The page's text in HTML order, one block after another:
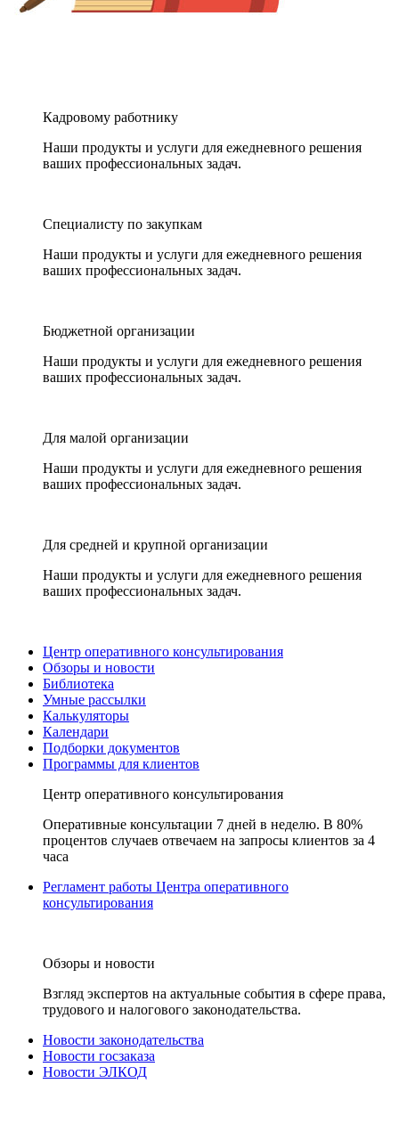
Кадровому работнику
Наши продукты и услуги для ежедневного решения
ваших профессиональных задач.
Специалисту по закупкам
Наши продукты и услуги для ежедневного решения
ваших профессиональных задач.
Бюджетной организации
Наши продукты и услуги для ежедневного решения
ваших профессиональных задач.
Для малой организации
Наши продукты и услуги для ежедневного решения
ваших профессиональных задач.
Для средней и крупной организации
Наши продукты и услуги для ежедневного решения
ваших профессиональных задач.
Центр оперативного консультирования
Обзоры и новости
Библиотека
Умные рассылки
Калькуляторы
Календари
Подборки документов
Программы для клиентов
Центр оперативного консультирования
Оперативные консультации 7 дней в неделю. В 80%
процентов случаев отвечаем на запросы клиентов за 4
часа
Регламент работы Центра оперативного
консультирования
Обзоры и новости
Взгляд экспертов на актуальные события в сфере права,
трудового и налогового законодательства.
Новости законодательства
Новости госзаказа
Новости ЭЛКОД